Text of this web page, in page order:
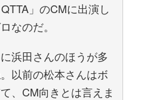
」のCMに出演し
なのだ。
浜田さんのほうが多
以前の松本さんはボ
、CM向きとは言えま